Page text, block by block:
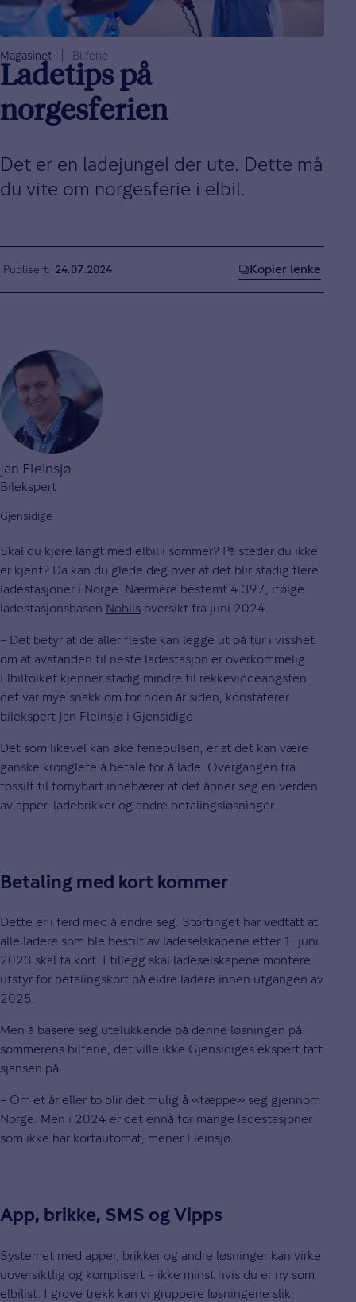
Magasinet Bilferie
Ladetips på
norgesferien
Det er en ladejungel der ute. Dette må
du vite om norgesferie i elbil.
Publisert 24.07.2024 Kopier lenke
Jan Fleinsjø
Bilekspert
Gjensidige
Skal du kjøre langt med elbil i sommer? På steder du ikke
er kjent? Da kan du glede deg over at det blir stadig flere
ladestasjoner i Norge. Nærmere bestemt 4 397, ifølge
ladestasjonsbasen Nobils oversikt fra juni 2024.
– Det betyr at de aller fleste kan legge ut på tur i visshet
om at avstanden til neste ladestasjon er overkommelig.
Elbilfolket kjenner stadig mindre til rekkeviddeangsten
det var mye snakk om for noen år siden, konstaterer
bilekspert Jan Fleinsjø i Gjensidige.
Det som likevel kan øke feriepulsen, er at det kan være
ganske kronglete å betale for å lade. Overgangen fra
fossilt til fornybart innebærer at det åpner seg en verden
av apper, ladebrikker og andre betalingsløsninger.
Betaling med kort kommer
Dette er i ferd med å endre seg. Stortinget har vedtatt at
alle ladere som ble bestilt av ladeselskapene etter 1. juni
2023 skal ta kort. I tillegg skal ladeselskapene montere
utstyr for betalingskort på eldre ladere innen utgangen av
2025.
Men å basere seg utelukkende på denne løsningen på
sommerens bilferie, det ville ikke Gjensidiges ekspert tatt
sjansen på.
– Om et år eller to blir det mulig å «tæppe» seg gjennom
Norge. Men i 2024 er det ennå for mange ladestasjoner
som ikke har kortautomat, mener Fleinsjø.
App, brikke, SMS og Vipps
Systemet med apper, brikker og andre løsninger kan virke
uoversiktlig og komplisert – ikke minst hvis du er ny som
elbilist. I grove trekk kan vi gruppere løsningene slik: